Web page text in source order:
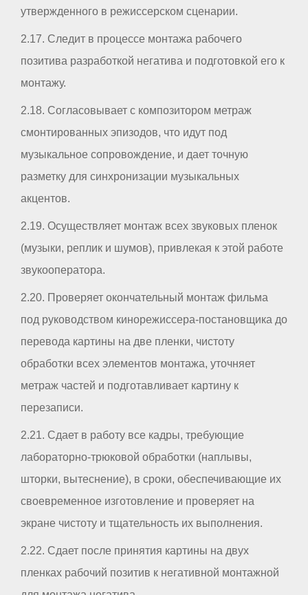
утвержденного в режиссерском сценарии.
2.17. Следит в процессе монтажа рабочего
позитива разработкой негатива и подготовкой его к
монтажу.
2.18. Согласовывает с композитором метраж
смонтированных эпизодов, что идут под
музыкальное сопровождение, и дает точную
разметку для синхронизации музыкальных
акцентов.
2.19. Осуществляет монтаж всех звуковых пленок
(музыки, реплик и шумов), привлекая к этой работе
звукооператора.
2.20. Проверяет окончательный монтаж фильма
под руководством кинорежиссера-постановщика до
перевода картины на две пленки, чистоту
обработки всех элементов монтажа, уточняет
метраж частей и подготавливает картину к
перезаписи.
2.21. Сдает в работу все кадры, требующие
лабораторно-трюковой обработки (наплывы,
шторки, вытеснение), в сроки, обеспечивающие их
своевременное изготовление и проверяет на
экране чистоту и тщательность их выполнения.
2.22. Сдает после принятия картины на двух
пленках рабочий позитив к негативной монтажной